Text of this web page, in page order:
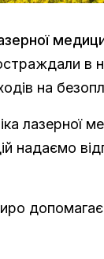
в
на
лазерної
надаємо